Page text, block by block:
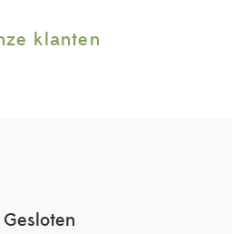
klanten
Gesloten